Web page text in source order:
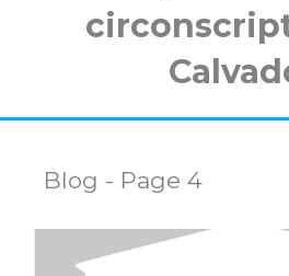
Blog - Page 4